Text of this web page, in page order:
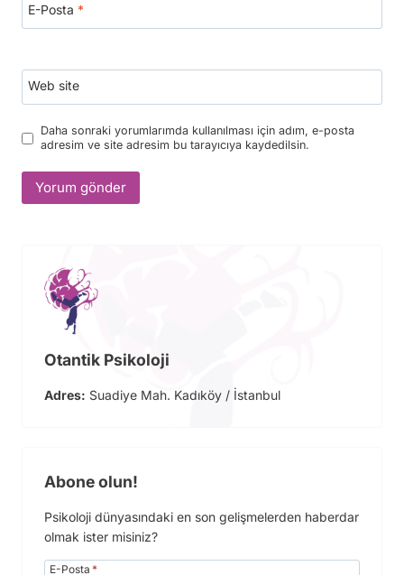
E-Posta *
Web site
Daha sonraki yorumlarımda kullanılması için adım, e-posta
adresim ve site adresim bu tarayıcıya kaydedilsin.
Otantik Psikoloji
Adres: Suadiye Mah. Kadıköy / İstanbul
Abone olun!
Psikoloji dünyasındaki en son gelişmelerden haberdar
olmak ister misiniz?
E-Posta *